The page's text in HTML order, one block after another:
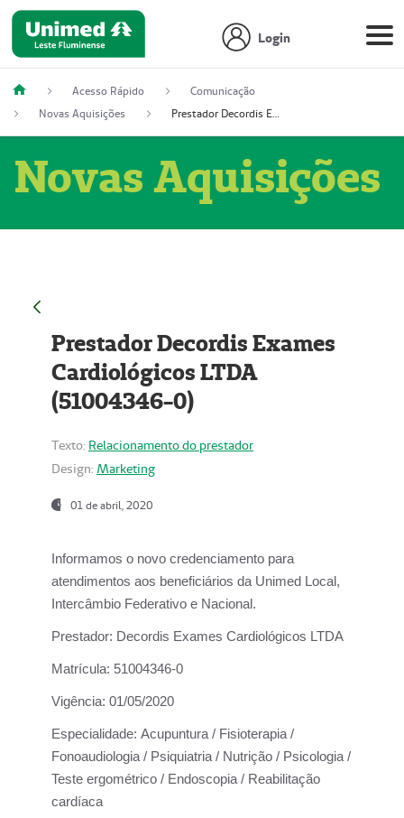
Login
Acesso Rápido
Comunicação
Novas Aquisições
Prestador Decordis Exames Cardiológicos LTDA (51004346-0)
Novas Aquisições
Prestador Decordis Exames
Cardiológicos LTDA
(51004346-0)
Texto: Relacionamento do prestador
Design: Marketing
01 de abril, 2020
Informamos o novo credenciamento para
atendimentos aos beneficiários da Unimed Local,
Intercâmbio Federativo e Nacional.
Prestador: Decordis Exames Cardiológicos LTDA
Matrícula: 51004346-0
Vigência: 01/05/2020
Especialidade: Acupuntura / Fisioterapia /
Fonoaudiologia / Psiquiatria / Nutrição / Psicologia /
Teste ergométrico / Endoscopia / Reabilitação
cardíaca